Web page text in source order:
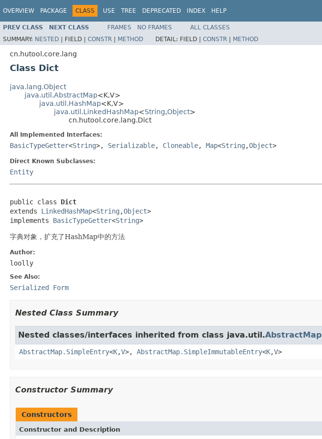
OVERVIEW PACKAGE CLASS USE TREE DEPRECATED INDEX HELP
PREV CLASS NEXT CLASS FRAMES NO FRAMES
ALL CLASSES
SUMMARY: NESTED | FIELD | CONSTR | METHOD DETAIL: FIELD | CONSTR | METHOD
cn.hutool.core.lang
Class Dict
java.lang.Object
java.util.AbstractMap<K,V>
java.util.HashMap<K,V>
java.util.LinkedHashMap<String,Object>
cn.hutool.core.lang.Dict
All Implemented Interfaces:
BasicTypeGetter<String>, Serializable, Cloneable, Map<String ,Object>
Direct Known Subclasses:
Entity
public class Dict
extends LinkedHashMap<String ,Object>
implements BasicTypeGetter<String>
字典对象，扩充了HashMap中的方法
Author:
loolly
See Also:
Serialized Form
Nested Class Summary
Nested classes/interfaces inherited from class java.util.AbstractMap
AbstractMap.SimpleEntry<K,V>, AbstractMap.SimpleImmutableEntry<K,V>
Constructor Summary
Constructors
Constructor and Description